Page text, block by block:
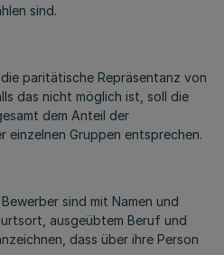
sind.
die paritätische Repräsentanz von
das nicht möglich ist, soll die
dem Anteil der
einzelnen Gruppen entsprechen.
sind mit Namen und
ausgeübtem Beruf und
dass über ihre Person